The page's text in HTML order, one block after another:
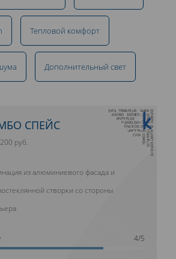
Тепловой комфорт
Дополнительный свет
10 ЛЕТ ГАРАНТИИ
СПЕЙС
руб.
из алюминиевого фасада и
створки со стороны
4/5